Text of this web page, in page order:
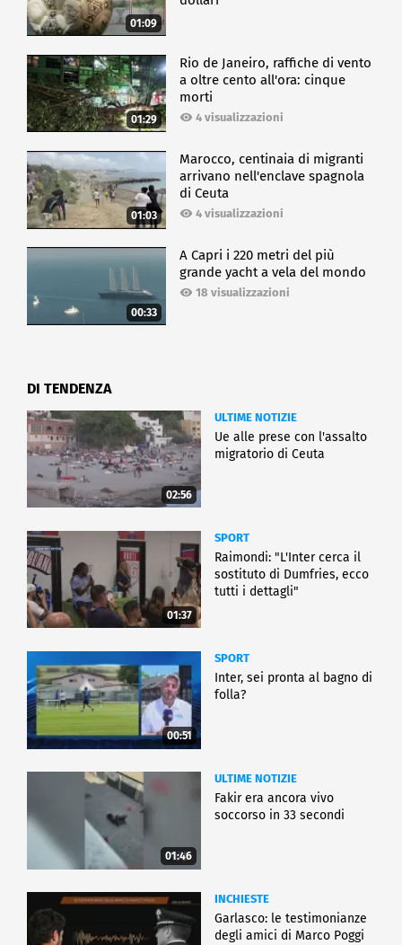
01:09
01:29
Rio de Janeiro, raffiche di vento
a oltre cento all'ora: cinque
morti
4 visualizzazioni
01:03
Marocco, centinaia di migranti
arrivano nell'enclave spagnola
di Ceuta
4 visualizzazioni
00:33
A Capri i 220 metri del più
grande yacht a vela del mondo
18 visualizzazioni
DI TENDENZA
02:56
ULTIME NOTIZIE
Ue alle prese con l'assalto
migratorio di Ceuta
01:37
SPORT
Raimondi: "L'Inter cerca il
sostituto di Dumfries, ecco
tutti i dettagli"
00:51
SPORT
Inter, sei pronta al bagno di
folla?
01:46
ULTIME NOTIZIE
Fakir era ancora vivo
soccorso in 33 secondi
INCHIESTE
Garlasco: le testimonianze
degli amici di Marco Poggi